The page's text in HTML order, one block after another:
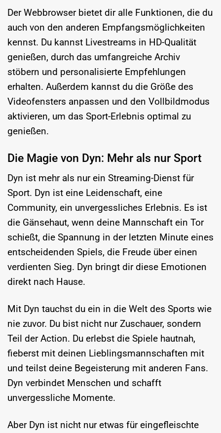
Der Webbrowser bietet dir alle Funktionen, die du
auch von den anderen Empfangsmöglichkeiten
kennst. Du kannst Livestreams in HD-Qualität
genießen, durch das umfangreiche Archiv
stöbern und personalisierte Empfehlungen
erhalten. Außerdem kannst du die Größe des
Videofensters anpassen und den Vollbildmodus
aktivieren, um das Sport-Erlebnis optimal zu
genießen.
Die Magie von Dyn: Mehr als nur Sport
Dyn ist mehr als nur ein Streaming-Dienst für
Sport. Dyn ist eine Leidenschaft, eine
Community, ein unvergessliches Erlebnis. Es ist
die Gänsehaut, wenn deine Mannschaft ein Tor
schießt, die Spannung in der letzten Minute eines
entscheidenden Spiels, die Freude über einen
verdienten Sieg. Dyn bringt dir diese Emotionen
direkt nach Hause.
Mit Dyn tauchst du ein in die Welt des Sports wie
nie zuvor. Du bist nicht nur Zuschauer, sondern
Teil der Action. Du erlebst die Spiele hautnah,
fieberst mit deinen Lieblingsmannschaften mit
und teilst deine Begeisterung mit anderen Fans.
Dyn verbindet Menschen und schafft
unvergessliche Momente.
Aber Dyn ist nicht nur etwas für eingefleischte